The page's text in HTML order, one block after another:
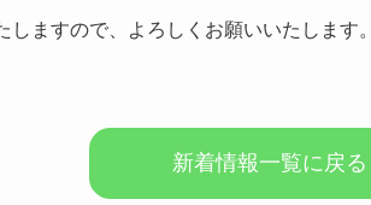
ますので、よろしくお願いいたします。
新着情報一覧に戻る